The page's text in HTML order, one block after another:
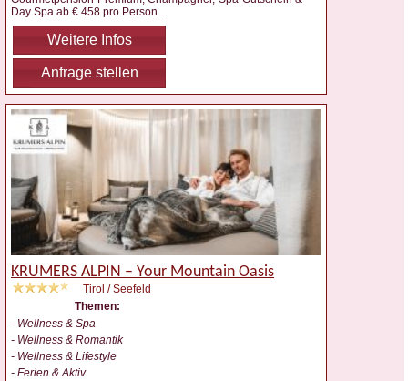
Day Spa ab € 458 pro Person
Weitere Infos
Anfrage stellen
KRUMERS ALPIN – Your Mountain Oasis
Tirol / Seefeld
Themen:
- Wellness & Spa
- Wellness & Romantik
- Wellness & Lifestyle
- Ferien & Aktiv